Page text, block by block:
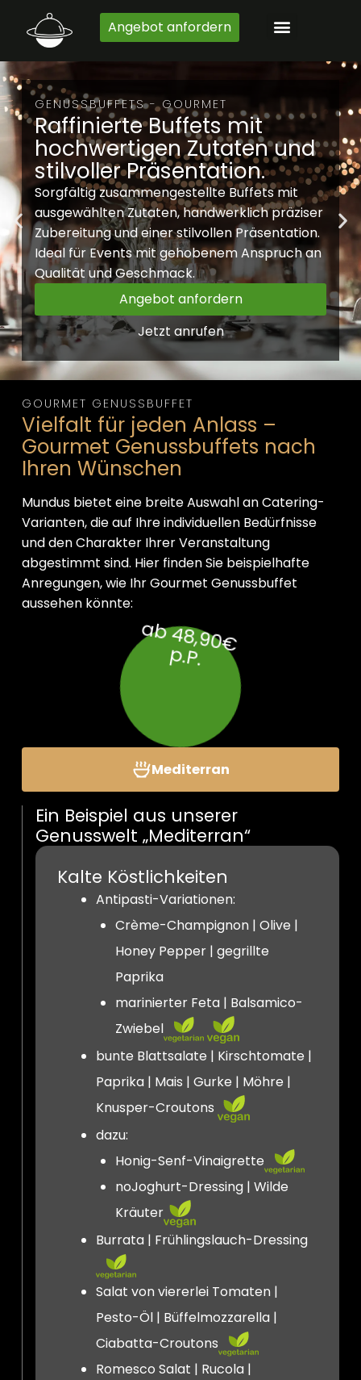
Inhalt
springen
Angebot anfordern
GENUSSBUFFETS - GOURMET
Raffinierte Buffets mit
hochwertigen Zutaten und
stilvoller Präsentation.
Sorgfältig zusammengestellte Buffets mit
ausgewählten Zutaten, handwerklich präziser
Zubereitung und einer stilvollen Präsentation.
Ideal für Events mit gehobenem Anspruch an
Qualität und Geschmack.
Angebot anfordern
Jetzt anrufen
GOURMET GENUSSBUFFET
Vielfalt für jeden Anlass –
Gourmet Genussbuffets nach
Ihren Wünschen
Mundus bietet eine breite Auswahl an Catering-
Varianten, die auf Ihre individuellen Bedürfnisse
und den Charakter Ihrer Veranstaltung
abgestimmt sind. Hier finden Sie beispielhafte
Anregungen, wie Ihr Gourmet Genussbuffet
aussehen könnte:
a
b
4
8
,9
0
€
p
.P
.
Mediterran
Ein Beispiel aus unserer
Genusswelt „Mediterran“
Kalte Köstlichkeiten
Antipasti-Variationen:
Crème-Champignon | Olive |
Honey Pepper | gegrillte
Paprika
marinierter Feta | Balsamico-
Zwiebel
bunte Blattsalate | Kirschtomate |
Paprika | Mais | Gurke | Möhre |
Knusper-Croutons
dazu:
Honig-Senf-Vinaigrette
noJoghurt-Dressing | Wilde
Kräuter
Burrata | Frühlingslauch-Dressing
Salat von viererlei Tomaten |
Pesto-Öl | Büffelmozzarella |
Ciabatta-Croutons
Romesco Salat | Rucola |